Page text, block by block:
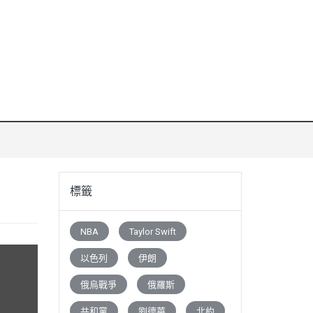
標籤
NBA Taylor Swift
以色列 伊朗
俄烏戰爭 俄羅斯